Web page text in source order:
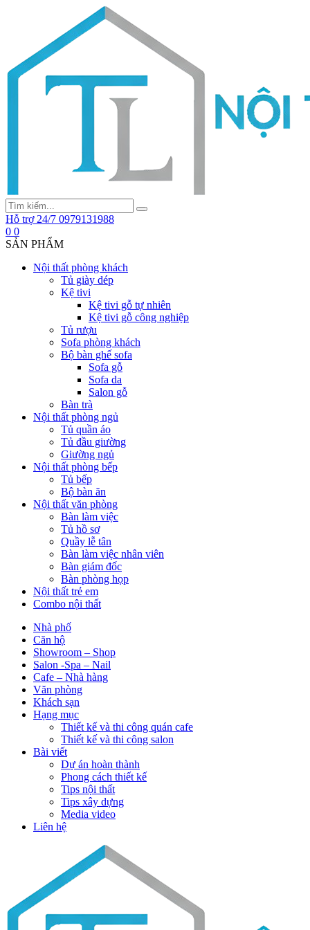
Hỗ trợ 24/7 0979131988
0 0
SẢN PHẨM
Nội thất phòng khách
Tủ giày dép
Kệ tivi
Kệ tivi gỗ tự nhiên
Kệ tivi gỗ công nghiệp
Tủ rượu
Sofa phòng khách
Bộ bàn ghế sofa
Sofa gỗ
Sofa da
Salon gỗ
Bàn trà
Nội thất phòng ngủ
Tủ quần áo
Tủ đầu giường
Giường ngủ
Nội thất phòng bếp
Tủ bếp
Bộ bàn ăn
Nội thất văn phòng
Bàn làm việc
Tủ hồ sơ
Quầy lễ tân
Bàn làm việc nhân viên
Bàn giám đốc
Bàn phòng họp
Nội thất trẻ em
Combo nội thất
Nhà phố
Căn hộ
Showroom – Shop
Salon -Spa – Nail
Cafe – Nhà hàng
Văn phòng
Khách sạn
Hạng mục
Thiết kế và thi công quán cafe
Thiết kế và thi công salon
Bài viết
Dự án hoàn thành
Phong cách thiết kế
Tips nội thất
Tips xây dựng
Media video
Liên hệ